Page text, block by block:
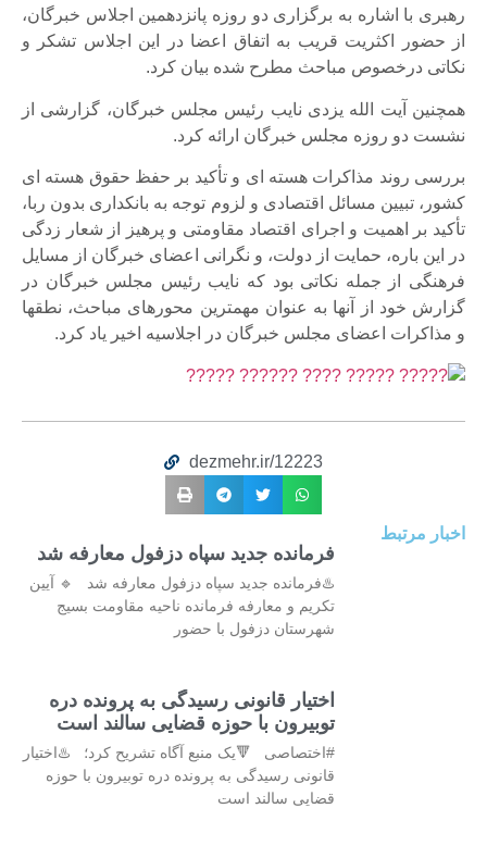
رهبری با اشاره به برگزاری دو روزه پانزدهمین اجلاس خبرگان،
از حضور اکثریت قریب به اتفاق اعضا در این اجلاس تشکر و
نکاتی درخصوص مباحث مطرح شده بیان کرد.
همچنین آیت الله یزدی نایب رئیس مجلس خبرگان، گزارشی از
نشست دو روزه مجلس خبرگان ارائه کرد.
بررسی روند مذاکرات هسته ای و تأکید بر حفظ حقوق هسته ای
کشور، تبیین مسائل اقتصادی و لزوم توجه به بانکداری بدون ربا،
تأکید بر اهمیت و اجرای اقتصاد مقاومتی و پرهیز از شعار زدگی
در این باره، حمایت از دولت، و نگرانی اعضای خبرگان از مسایل
فرهنگی از جمله نکاتی بود که نایب رئیس مجلس خبرگان در
گزارش خود از آنها به عنوان مهمترین محورهای مباحث، نطقها
و مذاکرات اعضای مجلس خبرگان در اجلاسیه اخیر یاد کرد.
dezmehr.ir/12223
اخبار مرتبط
فرمانده جدید سپاه دزفول معارفه شد
♨️فرمانده جدید سپاه دزفول معارفه شد 🔹 آیین
تکریم و معارفه فرمانده ناحیه مقاومت بسیج
شهرستان دزفول با حضور
اختیار قانونی رسیدگی به پرونده دره
توبیرون با حوزه قضایی سالند است
#اختصاصی 🔻یک منبع آگاه تشریح کرد؛ ♨️اختیار
قانونی رسیدگی به پرونده دره توبیرون با حوزه
قضایی سالند است